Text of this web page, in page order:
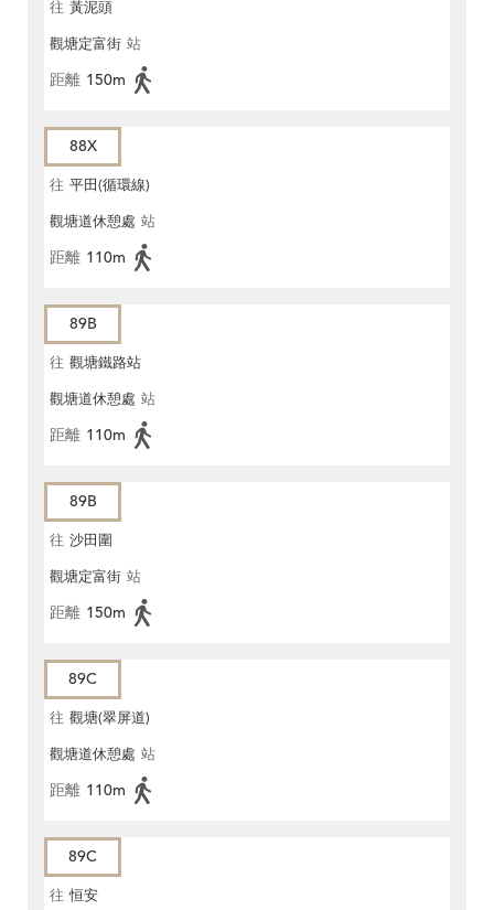
往 黃泥頭
觀塘定富街 站
距離 150m
88X
往 平田(循環線)
觀塘道休憩處 站
距離 110m
89B
往 觀塘鐵路站
觀塘道休憩處 站
距離 110m
89B
往 沙田圍
觀塘定富街 站
距離 150m
89C
往 觀塘(翠屏道)
觀塘道休憩處 站
距離 110m
89C
往 恒安